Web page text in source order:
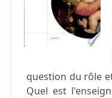
question du rôle
Quel est